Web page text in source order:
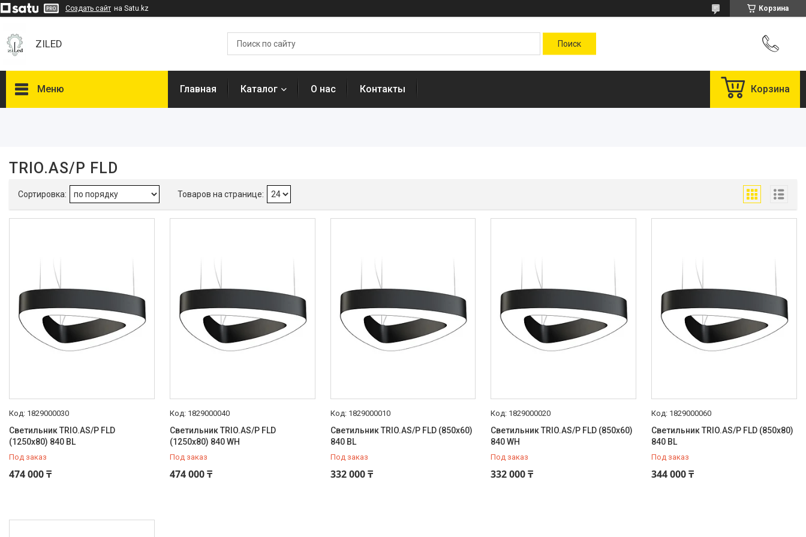
Создать сайт на Satu.kz Корзина
ZILED
Меню
>80 6
Класс защиты от поражения
Класс пожароопасности
- 6
Класс энергоэффективности
6
Коррелированная цветовая
Мощность светильника
36 Вт 4
Напряжение питания
11400 лм 2
Главная Каталог О нас Контакты Корзина
TRIO.AS/P FLD
1829000030
Светильник TRIO.AS/P FLD
(1250х80) 840 BL
Под заказ
474 000 ₸
1829000040
Светильник TRIO.AS/P FLD
(1250х80) 840 WH
Под заказ
474 000 ₸
1829000010
Светильник TRIO.AS/P FLD (850х60)
840 BL
Под заказ
332 000 ₸
1829000020
Светильник TRIO.AS/P FLD (850х60)
840 WH
Под заказ
332 000 ₸
1829000060
Светильник TRIO.AS/P FLD (850х80)
840 BL
Под заказ
344 000 ₸